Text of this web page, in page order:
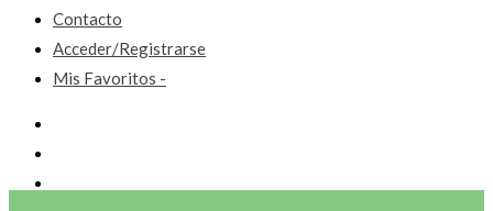
Contacto
Acceder/Registrarse
Mis Favoritos -